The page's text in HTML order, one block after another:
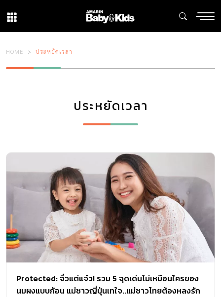
HOME ประหยัดเวลา
ประหยัดเวลา
Protected: จิ๋วแต่แจ๋ว! รวม 5 จุดเด่นไม่เหมือนใครของ
นมผงแบบก้อน แม่ชาวญี่ปุ่นเทใจ..แม่ชาวไทยต้องหลงรัก